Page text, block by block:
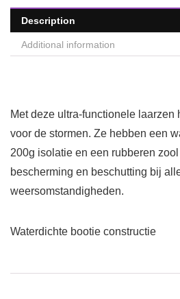
Description
Additional information
Met deze ultra-functionele laarzen
voor de stormen. Ze hebben een
200g isolatie en een rubberen
bescherming en beschutting bij
weersomstandigheden.
Waterdichte bootie constructie